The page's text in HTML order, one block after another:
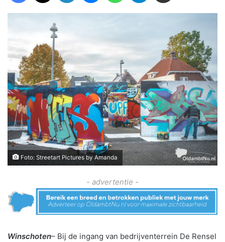
Foto: Streetart Pictures by Amanda
- advertentie -
Winschoten– Bij de ingang van bedrijventerrein De Rensel